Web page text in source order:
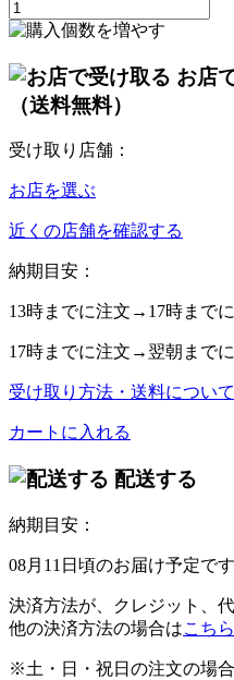
お店
（送料無料）
受け取り店舗：
お店を選ぶ
近くの店舗を確認する
納期目安：
13時までに注文→ 17時まで
17時までに注文→ 翌朝 まで
受け取り方法・送料について
カートに入れる
配送する
納期目安：
08月11日頃のお届け予定です
決済方法が、クレジット、
他の決済方法の場合はこちら
※土・日・祝日の注文の場